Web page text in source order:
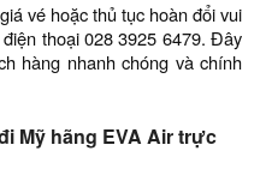
vé hoặc thủ tục hoàn đổi vui
thoại 028 3925 6479. Đây
hàng nhanh chóng và chính
Mỹ hãng EVA Air trực